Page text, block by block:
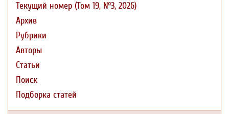
Текущий номер (Том 19, №3, 2026)
Архив
Рубрики
Авторы
Статьи
Поиск
Подборка статей